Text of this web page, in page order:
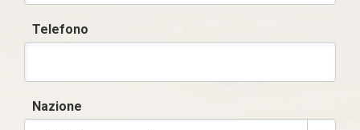
Telefono
Nazione